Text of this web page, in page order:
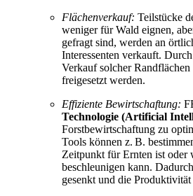
Flächenverkauf: Teilstücke
weniger für Wald eignen,
gefragt sind, werden an
Interessenten verkauft.
Verkauf solcher
freigesetzt werden.
Effiziente Bewirtschaftung:
Technologie (Artificial
Forstbewirtschaftung zu
Tools können z. B.
Zeitpunkt für Ernten ist oder
beschleunigen kann.
gesenkt und die